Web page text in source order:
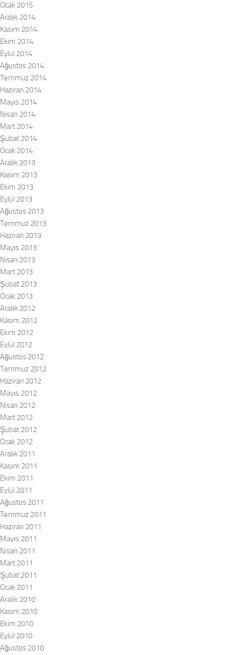
Ocak 2015
Aralık 2014
Kasım 2014
Ekim 2014
Eylül 2014
Ağustos 2014
Temmuz 2014
Haziran 2014
Mayıs 2014
Nisan 2014
Mart 2014
Şubat 2014
Ocak 2014
Aralık 2013
Kasım 2013
Ekim 2013
Eylül 2013
Ağustos 2013
Temmuz 2013
Haziran 2013
Mayıs 2013
Nisan 2013
Mart 2013
Şubat 2013
Ocak 2013
Aralık 2012
Kasım 2012
Ekim 2012
Eylül 2012
Ağustos 2012
Temmuz 2012
Haziran 2012
Mayıs 2012
Nisan 2012
Mart 2012
Şubat 2012
Ocak 2012
Aralık 2011
Kasım 2011
Ekim 2011
Eylül 2011
Ağustos 2011
Temmuz 2011
Haziran 2011
Mayıs 2011
Nisan 2011
Mart 2011
Şubat 2011
Ocak 2011
Aralık 2010
Kasım 2010
Ekim 2010
Eylül 2010
Ağustos 2010